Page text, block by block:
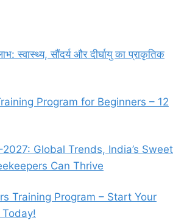
स्वास्थ्य, सौंदर्य और दीर्घायु का प्राकृतिक
Program for Beginners – 12
Global Trends, India’s Sweet
Can Thrive
Training Program – Start Your